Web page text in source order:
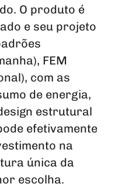
O produto é
e seu projeto
FEM
com as
de energia,
estrutural
efetivamente
na
única da
escolha.